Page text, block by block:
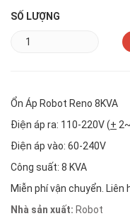
SỐ LƯỢNG
Ổn Áp Robot Reno 8KVA
Điện áp ra: 110-220V (+
Điện áp vào: 60-240V
Công suất: 8 KVA
Miễn phí vận chuyển. Liên
Nhà sản xuất: Robot